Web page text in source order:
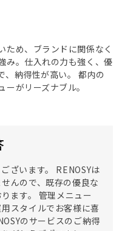
ため、ブランドに関係なく
み。仕入れの力も強く、優
、納得性が高い。 都内の
がリーズナブル。
ざいます。 RENOSYは
んので、既存の優良な
ます。 管理メニュー
スタイルでお客様に喜
のサービスのご納得